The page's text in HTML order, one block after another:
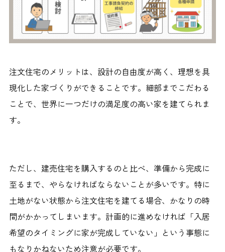
注文住宅のメリットは、設計の自由度が高く、理想を具
現化した家づくりができることです。細部までこだわる
ことで、世界に一つだけの満足度の高い家を建てられま
す。
ただし、建売住宅を購入するのと比べ、準備から完成に
至るまで、やらなければならないことが多いです。特に
土地がない状態から注文住宅を建てる場合、かなりの時
間がかかってしまいます。計画的に進めなければ「入居
希望のタイミングに家が完成していない」という事態に
もなりかねないため注意が必要です。